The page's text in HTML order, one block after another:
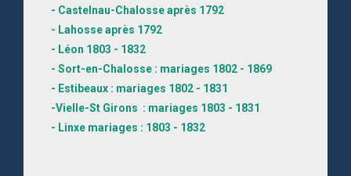
- Castelnau-Chalosse après 1792
- Lahosse après 1792
- Léon 1803 - 1832
- Sort-en-Chalosse : mariages 1802 - 1869
- Estibeaux : mariages 1802 - 1831
-Vielle-St Girons : mariages 1803 - 1831
- Linxe mariages : 1803 - 1832